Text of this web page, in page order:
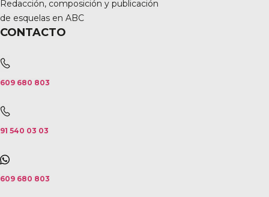
Redacción, composición y publicación
de esquelas en ABC
CONTACTO
609 680 803
91 540 03 03
609 680 803